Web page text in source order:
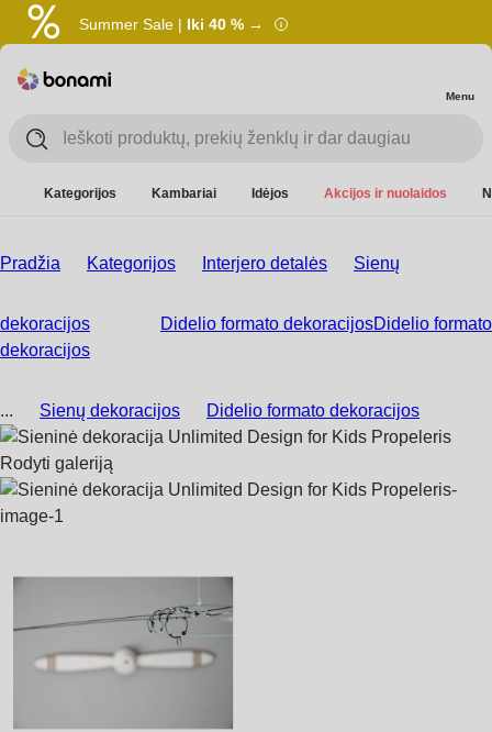
Summer Sale | Iki 40 % →
Menu
Kategorijos Kambariai Idėjos Akcijos ir nuolaidos
Pradžia Kategorijos Interjero detalės Sienų
dekoracijos Didelio formato dekoracijosDidelio formato
dekoracijos
... Sienų dekoracijos Didelio formato dekoracijos
Rodyti galeriją